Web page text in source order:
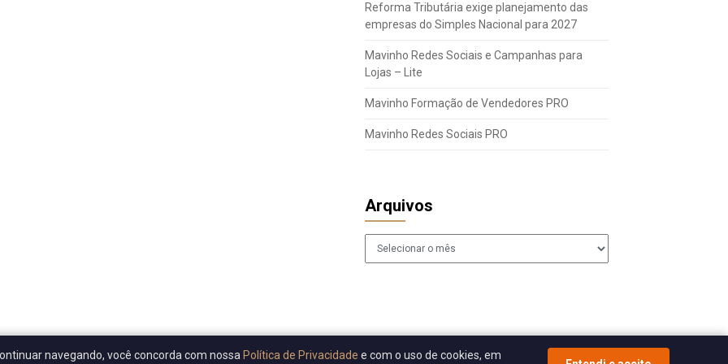
Reforma Tributária exige planejamento das
empresas do Simples Nacional para 2027
Mavinho Redes Sociais e Campanhas para
Lojas – Lite
Mavinho Formação de Vendedores PRO
Mavinho Redes Sociais PRO
Arquivos
Arquivos
navegando, você concorda com nossa Política de Privacidade e com o uso de cookies, em